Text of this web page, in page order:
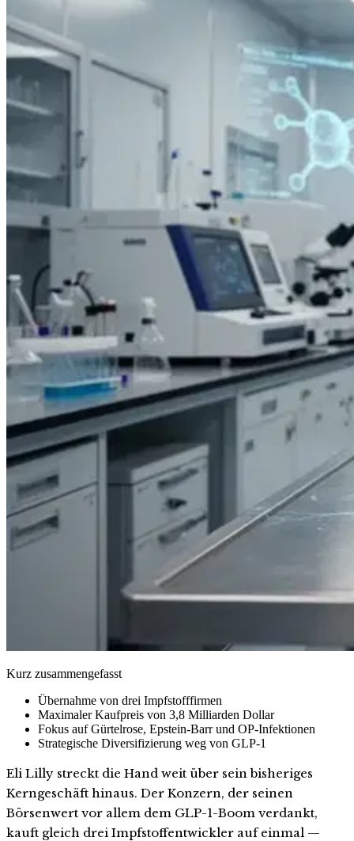
Kurz zusammengefasst
Übernahme von drei Impfstofffirmen
Maximaler Kaufpreis von 3,8 Milliarden Dollar
Fokus auf Gürtelrose, Epstein-Barr und OP-Infektionen
Strategische Diversifizierung weg von GLP-1
Eli Lilly streckt die Hand weit über sein bisheriges
Kerngeschäft hinaus. Der Konzern, der seinen
Börsenwert vor allem dem GLP-1-Boom verdankt,
kauft gleich drei Impfstoffentwickler auf einmal —